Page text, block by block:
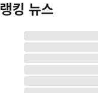
랭킹 뉴스